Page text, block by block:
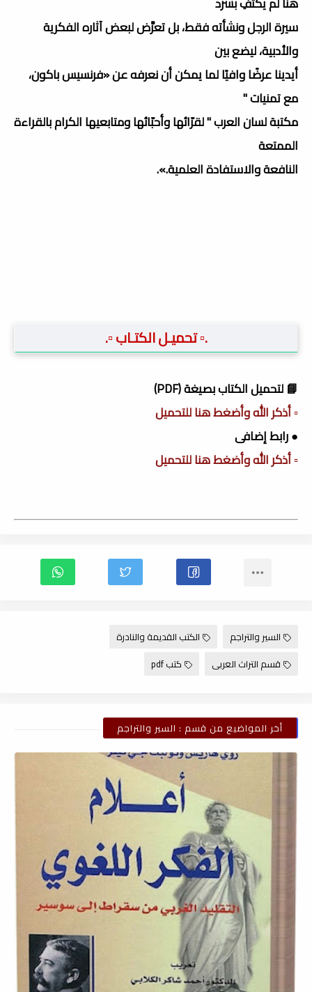
سيرة الرجل ونشأته فقط، بل تعرَّض لبعض آثاره الفكرية
والأدبية، ليضع بين
أيدينا عرضًا وافيًا لما يمكن أن نعرفه عن «فرنسيس باكون،
مع تمنيات "
مكتبة لسان العرب " لقرّائها وأحبّائها ومتابعيها الكرام بالقراءة
الممتعة
النافعة والاستفادة العلمية.».
.▫️ تحميـل الكتـاب ▫️.
📘 لتحميل الكتاب بصيغة (PDF)
▫️ أذكر الله وأضغط هنا للتحميل
● رابط إضافى
▫️ أذكر الله وأضغط هنا للتحميل
السير والتراجم
الكتب القديمة والنادرة
قسم التراث العربى
كتب pdf
أخر المواضيع من قسم : السير والتراجم